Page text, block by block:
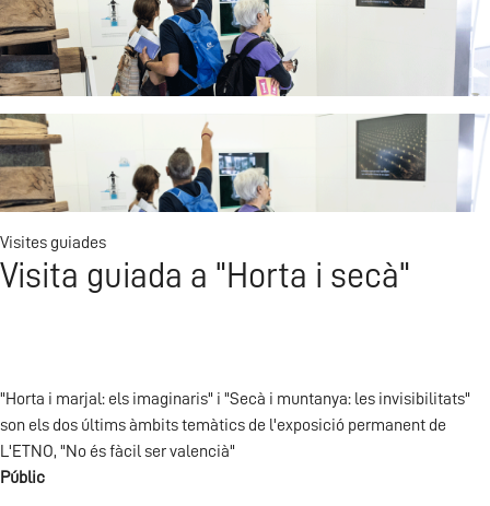
Visita L'ETNO
Visites guiades
Visita guiada a "Horta i secà"
"Horta i marjal: els imaginaris" i "Secà i muntanya: les invisibilitats"
son els dos últims àmbits temàtics de l'exposició permanent de
L'ETNO, "No és fàcil ser valencià"
Públic